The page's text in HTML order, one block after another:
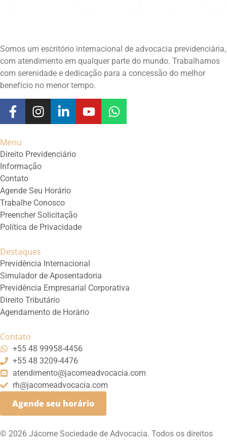
Somos um escritório internacional de advocacia previdenciária,
com atendimento em qualquer parte do mundo. Trabalhamos
com serenidade e dedicação para a concessão do melhor
benefício no menor tempo.
Menu
Direito Previdenciário
Informação
Contato
Agende Seu Horário
Trabalhe Conosco
Preencher Solicitação
Política de Privacidade
Destaques
Previdência Internacional
Simulador de Aposentadoria
Previdência Empresarial Corporativa
Direito Tributário
Agendamento de Horário
Contato
+55 48 99958-4456
+55 48 3209-4476
atendimento@jacomeadvocacia.com
rh@jacomeadvocacia.com
Agende seu horário
© 2026 Jácome Sociedade de Advocacia. Todos os direitos